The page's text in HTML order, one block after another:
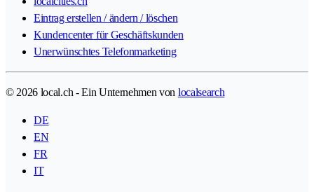
Eintrag erstellen / ändern / löschen
Kundencenter für Geschäftskunden
Unerwünschtes Telefonmarketing
© 2026 local.ch - Ein Unternehmen von localsearch
DE
EN
FR
IT